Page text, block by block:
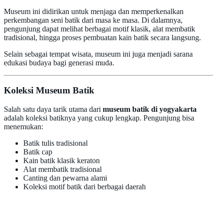
Museum ini didirikan untuk menjaga dan memperkenalkan
perkembangan seni batik dari masa ke masa. Di dalamnya,
pengunjung dapat melihat berbagai motif klasik, alat membatik
tradisional, hingga proses pembuatan kain batik secara langsung.
Selain sebagai tempat wisata, museum ini juga menjadi sarana
edukasi budaya bagi generasi muda.
Koleksi Museum Batik
Salah satu daya tarik utama dari museum batik di yogyakarta
adalah koleksi batiknya yang cukup lengkap. Pengunjung bisa
menemukan:
Batik tulis tradisional
Batik cap
Kain batik klasik keraton
Alat membatik tradisional
Canting dan pewarna alami
Koleksi motif batik dari berbagai daerah